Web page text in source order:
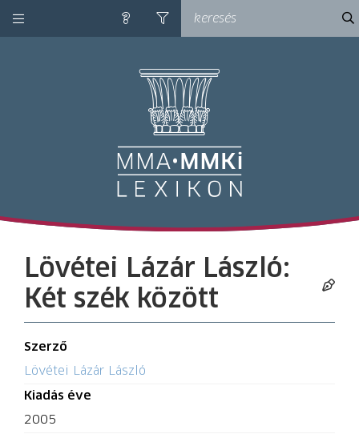
kategóriák
súgó szűrés
Lövétei Lázár László:
Két szék között
Szerző
Lövétei Lázár László
Kiadás éve
2005